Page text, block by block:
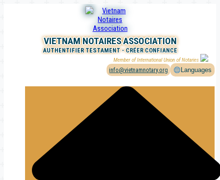
VIETNAM NOTAIRES ASSOCIATION
AUTHENTIFIER TESTAMENT - CRÉER CONFIANCE
Member of International Union of Notaries
info@vietnamnotary.org Languages